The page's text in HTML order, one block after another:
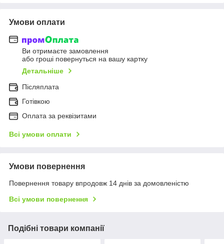
Умови оплати
Ви отримаєте замовлення
або гроші повернуться на вашу картку
Детальніше
Післяплата
Готівкою
Оплата за реквізитами
Всі умови оплати
Умови повернення
Повернення товару впродовж 14 днів за домовленістю
Всі умови повернення
Подібні товари компанії